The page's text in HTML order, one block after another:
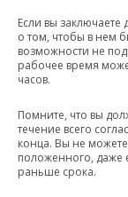
Если вы заключаете
о том, чтобы в нем
возможности не
рабочее время
часов.
Помните, что вы
течение всего
конца. Вы не
положенного, даже
раньше срока.